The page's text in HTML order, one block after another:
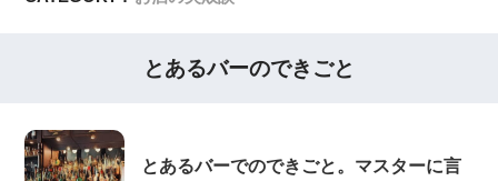
とあるバーのできごと
とあるバーでのできごと。マスターに言